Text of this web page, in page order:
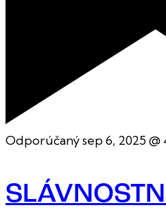
Odporúčanýsep 6, 2025 @